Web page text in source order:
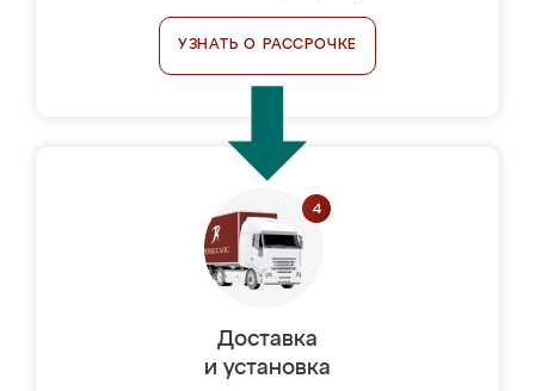
УЗНАТЬ О РАССРОЧКЕ
Доставка
и установка